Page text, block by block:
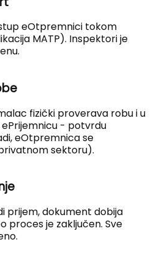
eOtpremnici tokom
MATP). Inspektori je
fizički proverava robu i u
- potvrdu
eOtpremnica se
sektoru).
prijem, dokument dobija
proces je zaključen. Sve